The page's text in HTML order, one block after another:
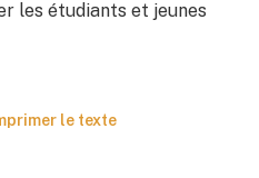
les étudiants et jeunes
le texte